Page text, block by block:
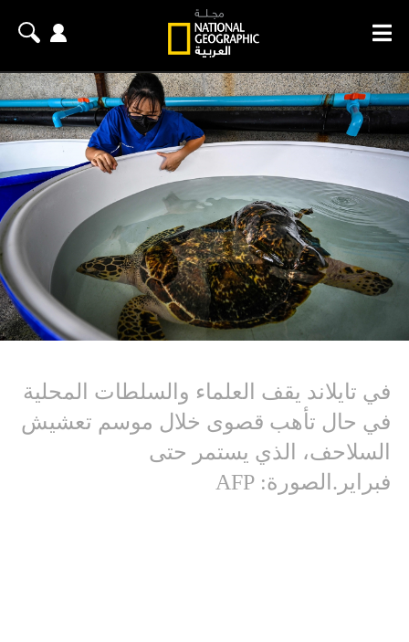
في تايلاند يقف العلماء والسلطات المحلية
في حال تأهب قصوى خلال موسم تعشيش
السلاحف، الذي يستمر حتى
فبراير.الصورة: AFP